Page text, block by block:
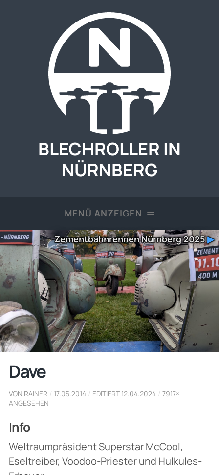
BLECHROLLER IN
NÜRNBERG
MENÜ ANZEIGEN
Zementbahnrennen Nürnberg 2025▶
Dave
VON RAINER / 17.05.2014 / EDITIERT 12.04.2024 / 7917×
ANGESEHEN
Info
Weltraumpräsident Superstar McCool,
Eseltreiber, Voodoo-Priester und Hulkules-